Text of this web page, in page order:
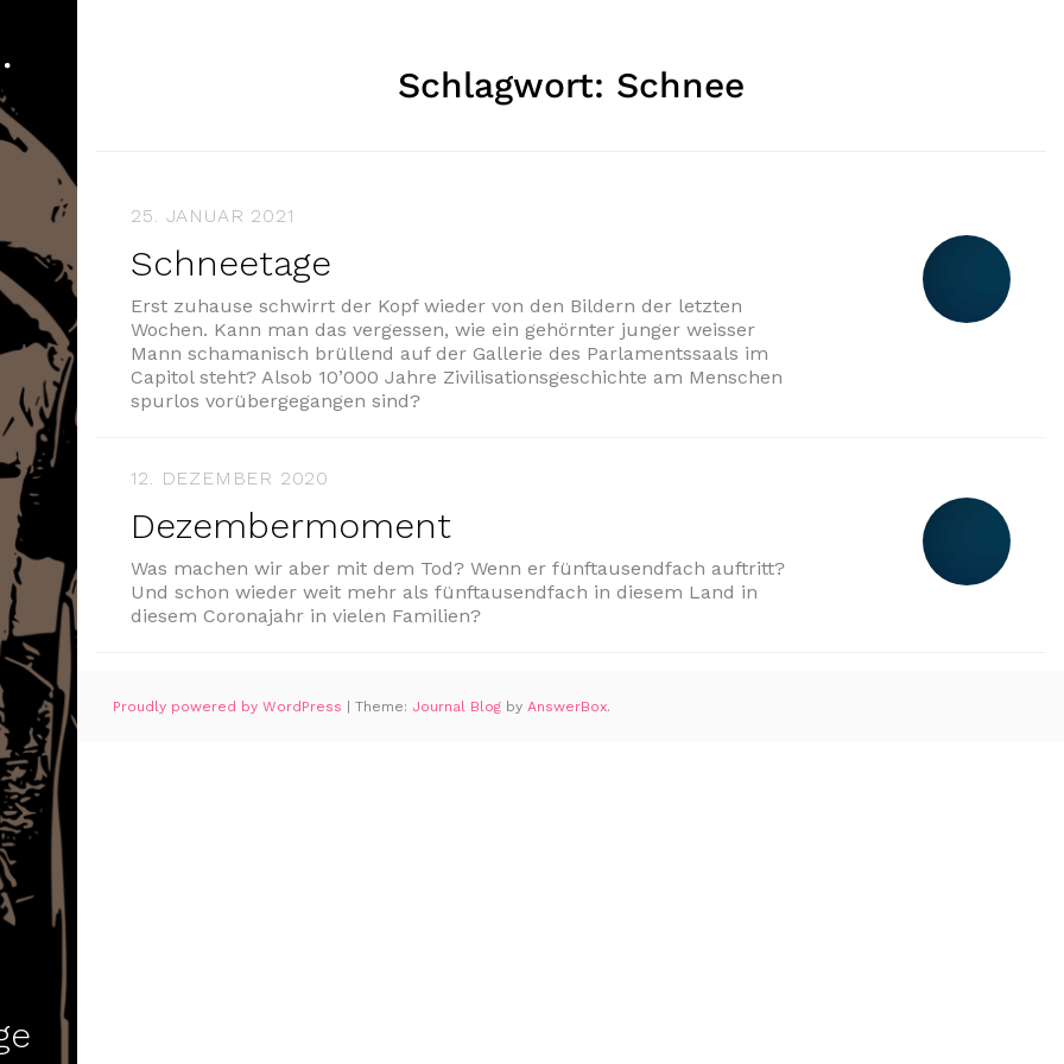
Schlagwort: Schnee
25. JANUAR 2021
Schneetage
Erst zuhause schwirrt der Kopf wieder von den Bildern der letzten
Wochen. Kann man das vergessen, wie ein gehörnter junger weisser
Mann schamanisch brüllend auf der Gallerie des Parlamentssaals im
Capitol steht? Alsob 10’000 Jahre Zivilisationsgeschichte am Menschen
spurlos vorübergegangen sind?
12. DEZEMBER 2020
Dezembermoment
Was machen wir aber mit dem Tod? Wenn er fünftausendfach auftritt?
Und schon wieder weit mehr als fünftausendfach in diesem Land in
diesem Coronajahr in vielen Familien?
Proudly powered by WordPress |Theme: Journal Blog byAnswerBox.